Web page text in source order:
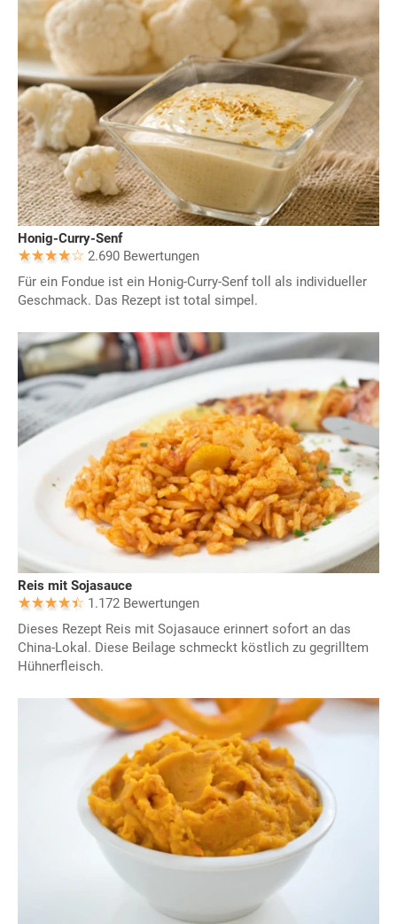
Honig-Curry-Senf
2.690 Bewertungen
Für ein Fondue ist ein Honig-Curry-Senf toll als individueller
Geschmack. Das Rezept ist total simpel.
Reis mit Sojasauce
1.172 Bewertungen
Dieses Rezept Reis mit Sojasauce erinnert sofort an das
China-Lokal. Diese Beilage schmeckt köstlich zu gegrilltem
Hühnerfleisch.